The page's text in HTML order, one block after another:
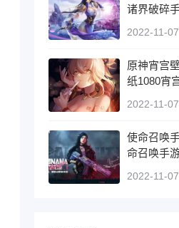
诸界破碎
2022-11-07
原神宵宫
纸1080宵
2022-11-07
使命召唤
命召唤手
2022-11-07